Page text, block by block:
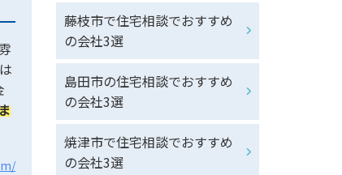
藤枝市で住宅相談でおすすめ
の会社3選
島田市の住宅相談でおすすめ
の会社3選
焼津市で住宅相談でおすすめ
の会社3選